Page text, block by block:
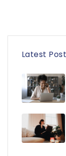
Latest